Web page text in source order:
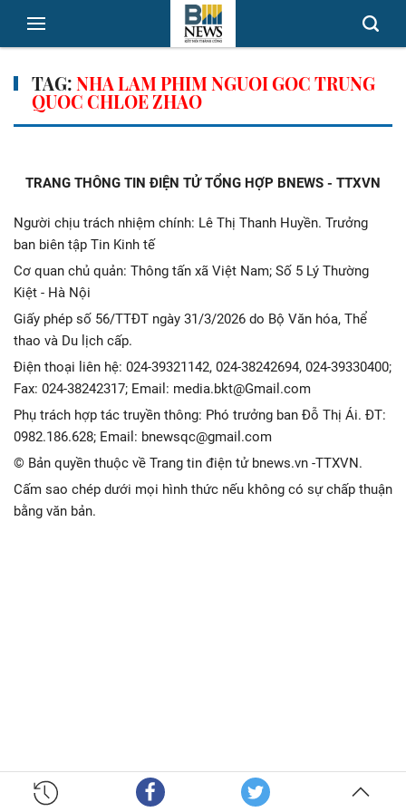
TAG:NHA LAM PHIM NGUOI GOC TRUNG
QUOC CHLOE ZHAO
TRANG THÔNG TIN ĐIỆN TỬ TỔNG HỢP BNEWS - TTXVN
Người chịu trách nhiệm chính: Lê Thị Thanh Huyền. Trưởng
ban biên tập Tin Kinh tế
Cơ quan chủ quản: Thông tấn xã Việt Nam; Số 5 Lý Thường
Kiệt - Hà Nội
Giấy phép số 56/TTĐT ngày 31/3/2026 do Bộ Văn hóa, Thể
thao và Du lịch cấp.
Điện thoại liên hệ: 024-39321142, 024-38242694, 024-39330400;
Fax: 024-38242317; Email: media.bkt@Gmail.com
Phụ trách hợp tác truyền thông: Phó trưởng ban Đỗ Thị Ái. ĐT:
0982.186.628; Email: bnewsqc@gmail.com
© Bản quyền thuộc về Trang tin điện tử bnews.vn -TTXVN.
Cấm sao chép dưới mọi hình thức nếu không có sự chấp thuận
bằng văn bản.